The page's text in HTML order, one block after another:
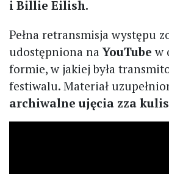
i Billie Eilish.
Pełna retransmisja występu
udostępniona naYouTube w
formie, w jakiej była
festiwalu. Materiał
archiwalne ujęcia zza kulis